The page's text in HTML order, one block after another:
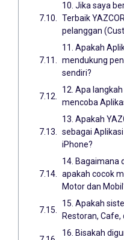
10. Jika saya
Terbaik
pelanggan
11. Apakah
mendukung
sendiri?
12. Apa
mencoba
13. Apakah
sebagai
iPhone?
14. Bagaimana
apakah cocok
Motor dan
15. Apakah
Restoran, Cafe,
16. Bisakah